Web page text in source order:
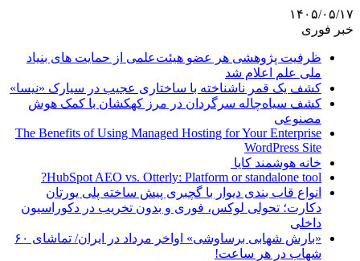
۱۴۰۵/۰۵/۱۷
خبر فوری
ظرفیت پژوهشی هر عضو هیئت‌علمی از حمایت های بنیاد
ملی علم اعلام شد
کشف یک قمر ناشناخته با ساختاری عجیب در سیارک «نیسا»
کشف سیاه‌چاله سرگردان در مرز کهکشان با کمک هوش
مصنوعی
The Benefits of Using Managed Hosting for Your Enterprise
WordPress Site
خانه هوشمند کایا
HubSpot AEO vs. Otterly: Platform or standalone tool?
انواع قاب بندی دیوار با گچبری پیش ساخته پلی یورتان
دکارت؛ تحولی لوکس، فوری و بدون تخریب در دکوراسیون
داخلی
«بارش شهابی برساوشی» اواخر مرداد در ایران/ تماشای ۶۰
شهاب در هر ساعت!